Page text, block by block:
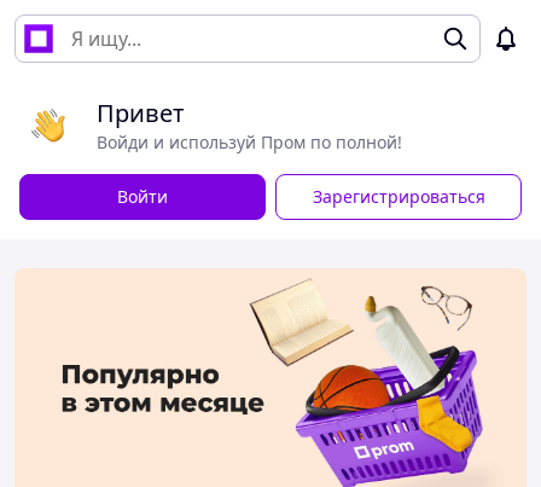
Привет
Войди и используй Пром по полной!
Войти Зарегистрироваться